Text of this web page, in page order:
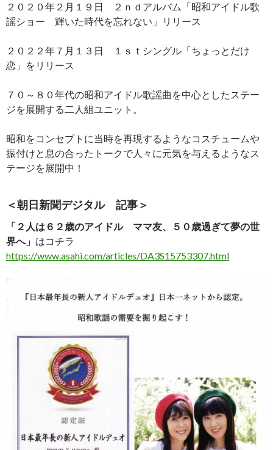
２０２０年２月１９日 ２ｎｄアルバム「昭和アイドル歌
謡ショー 輝いた時代を忘れない」リリース
２０２２年７月１３日 １ｓｔシングル「ちょっとだけ
恋」をリリース
７０～８０年代の昭和アイドル歌謡曲を中心としたステー
ジを展開する二人組ユニット。
昭和をコンセプトに当時を再現するようなコスチュームや
振付けと息の合ったトークで人々に元気を与えるようなス
テージを展開中！
＜朝日新聞デジタル 記事＞
「２人は６２歳のアイドル ママ友、５０歳過ぎて夢の世
界へ」 はコチラ
https://www.asahi.com/articles/DA3S15753307.html